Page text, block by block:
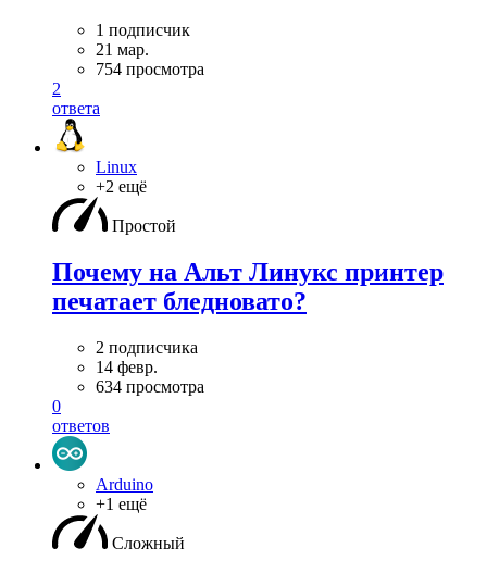
1 подписчик
21 мар.
754 просмотра
2
ответа
Linux
+2 ещё
Простой
Почему на Альт Линукс принтер
печатает бледновато?
2 подписчика
14 февр.
634 просмотра
0
ответов
Arduino
+1 ещё
Сложный